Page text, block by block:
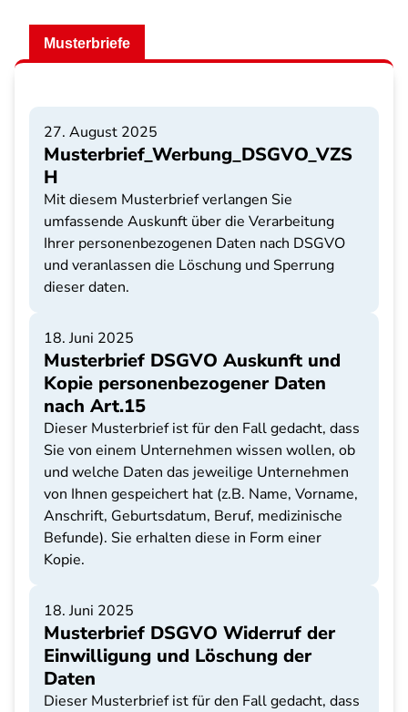
Musterbriefe
27. August 2025
Musterbrief_Werbung_DSGVO_VZS
H
Mit diesem Musterbrief verlangen Sie
umfassende Auskunft über die Verarbeitung
Ihrer personenbezogenen Daten nach DSGVO
und veranlassen die Löschung und Sperrung
dieser daten.
18. Juni 2025
Musterbrief DSGVO Auskunft und
Kopie personenbezogener Daten
nach Art.15
Dieser Musterbrief ist für den Fall gedacht, dass
Sie von einem Unternehmen wissen wollen, ob
und welche Daten das jeweilige Unternehmen
von Ihnen gespeichert hat (z.B. Name, Vorname,
Anschrift, Geburtsdatum, Beruf, medizinische
Befunde). Sie erhalten diese in Form einer
Kopie.
18. Juni 2025
Musterbrief DSGVO Widerruf der
Einwilligung und Löschung der
Daten
Dieser Musterbrief ist für den Fall gedacht, dass